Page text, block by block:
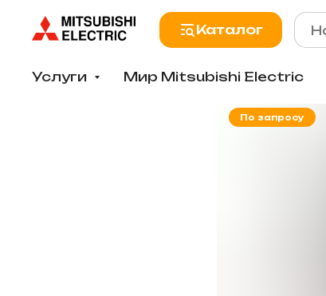
Каталог
Услуги Мир Mitsubishi Electric